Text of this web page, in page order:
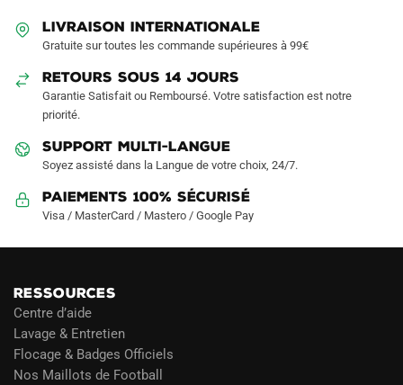
LIVRAISON INTERNATIONALE
Gratuite sur toutes les commande supérieures à 99€
RETOURS SOUS 14 JOURS
Garantie Satisfait ou Remboursé. Votre satisfaction est notre
priorité.
SUPPORT MULTI-LANGUE
Soyez assisté dans la Langue de votre choix, 24/7.
Paiements 100% Sécurisé
Visa / MasterCard / Mastero / Google Pay
RESSOURCES
Centre d’aide
Lavage & Entretien
Flocage & Badges Officiels
Nos Maillots de Football